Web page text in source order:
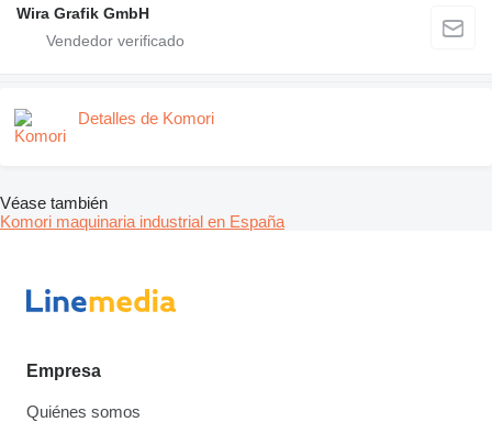
Wira Grafik GmbH
Detalles de Komori
Véase también
Komori maquinaria industrial en España
Empresa
Quiénes somos